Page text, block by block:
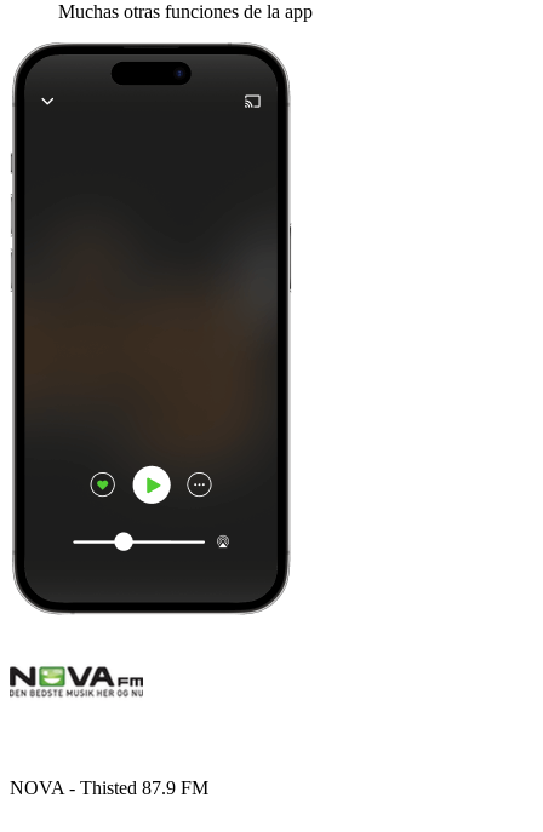
Muchas otras funciones de la app
NOVA - Thisted 87.9 FM